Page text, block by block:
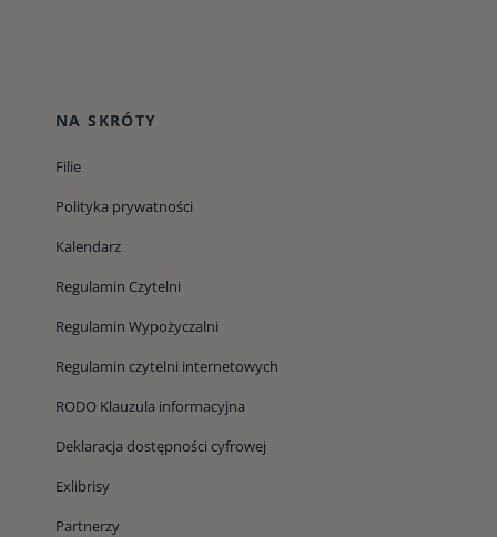
NA SKRÓTY
Filie
Polityka prywatności
Kalendarz
Regulamin Czytelni
Regulamin Wypożyczalni
Regulamin czytelni internetowych
RODO Klauzula informacyjna
Deklaracja dostępności cyfrowej
Exlibrisy
Partnerzy